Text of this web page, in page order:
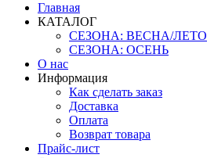
Главная
КАТАЛОГ
СЕЗОНА: ВЕСНА/ЛЕТО
СЕЗОНА: ОСЕНЬ
О нас
Информация
Как сделать заказ
Доставка
Оплата
Возврат товара
Прайс-лист